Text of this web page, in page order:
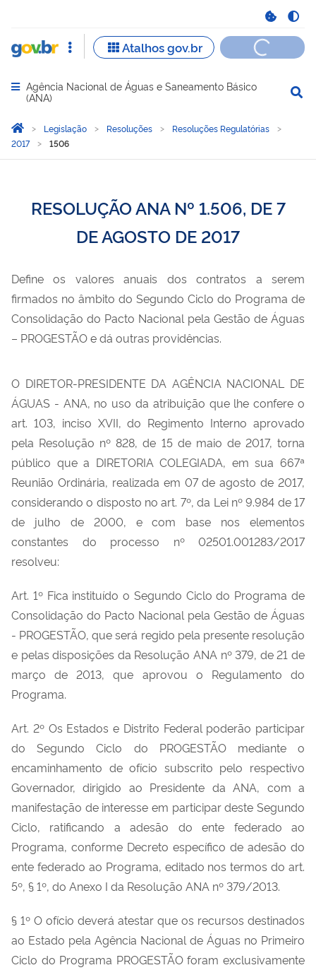
Abrir menu principal de navegação
Agência Nacional de Águas e Saneamento Básico
(ANA)
Você está aqui:
Página Inicial
Legislação Resoluções
Resoluções Regulatórias
2017
1506
RESOLUÇÃO ANA Nº 1.506, DE 7
DE AGOSTO DE 2017
Define os valores anuais dos contratos a serem
firmados no âmbito do Segundo Ciclo do Programa de
Consolidação do Pacto Nacional pela Gestão de Águas
– PROGESTÃO e dá outras providências.
O DIRETOR-PRESIDENTE DA AGÊNCIA NACIONAL DE
ÁGUAS - ANA, no uso da atribuição que lhe confere o
art. 103, inciso XVII, do Regimento Interno aprovado
pela Resolução nº 828, de 15 de maio de 2017, torna
público que a DIRETORIA COLEGIADA, em sua 667ª
Reunião Ordinária, realizada em 07 de agosto de 2017,
considerando o disposto no art. 7º, da Lei nº 9.984 de 17
de julho de 2000, e com base nos elementos
constantes do processo nº 02501.001283/2017
resolveu:
Art. 1º Fica instituído o Segundo Ciclo do Programa de
Consolidação do Pacto Nacional pela Gestão de Águas
- PROGESTÃO, que será regido pela presente resolução
e pelas disposições da Resolução ANA nº 379, de 21 de
março de 2013, que aprovou o Regulamento do
Programa.
Art. 2º Os Estados e Distrito Federal poderão participar
do Segundo Ciclo do PROGESTÃO mediante o
encaminhamento de ofício subscrito pelo respectivo
Governador, dirigido ao Presidente da ANA, com a
manifestação de interesse em participar deste Segundo
Ciclo, ratificando a adesão do ente federado ao
Programa, conforme Decreto específico de adesão do
ente federado ao Programa, editado nos termos do art.
5º, § 1º, do Anexo I da Resolução ANA nº 379/2013.
§ 1º O ofício deverá atestar que os recursos destinados
ao Estado pela Agência Nacional de Águas no Primeiro
Ciclo do Programa PROGESTÃO foram exclusivamente